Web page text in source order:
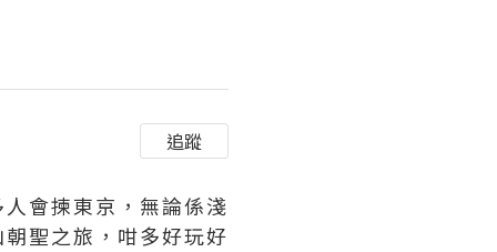
追蹤
會揀東京，無論係淺
聖之旅，咁多好玩好